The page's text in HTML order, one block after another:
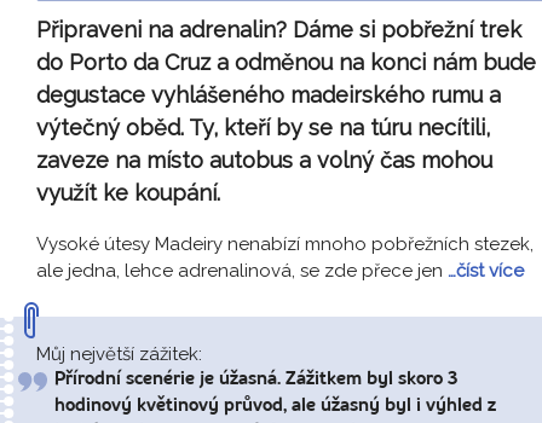
Připraveni na adrenalin? Dáme si pobřežní trek
do Porto da Cruz a odměnou na konci nám bude
degustace vyhlášeného madeirského rumu a
výtečný oběd. Ty, kteří by se na túru necítili,
zaveze na místo autobus a volný čas mohou
využít ke koupání.
Vysoké útesy Madeiry nenabízí mnoho pobřežních stezek,
ale jedna, lehce adrenalinová, se zde přece jen …číst více
Můj největší zážitek:
Přírodní scenérie je úžasná. Zážitkem byl skoro 3
hodinový květinový průvod, ale úžasný byl i výhled z